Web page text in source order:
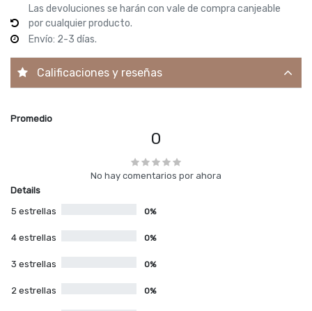
Las devoluciones se harán con vale de compra canjeable
por cualquier producto.
Envío: 2-3 días.
Calificaciones y reseñas
Promedio
0
No hay comentarios por ahora
Details
5 estrellas
0%
4 estrellas 0%
3 estrellas 0%
2 estrellas 0%